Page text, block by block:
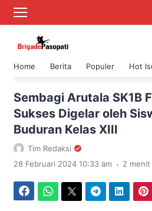
Home Berita Populer Hot
›
Sembagi Arutala SK1B
Sukses Digelar oleh
Buduran Kelas XIII
Tim Redaksi
28 Februari 2024 10:33 am . 2 menit